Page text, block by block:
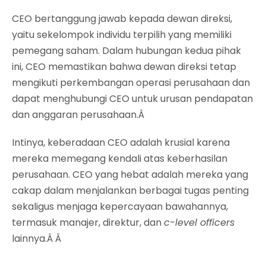
CEO bertanggung jawab kepada dewan direksi,
yaitu sekelompok individu terpilih yang memiliki
pemegang saham. Dalam hubungan kedua pihak
ini, CEO memastikan bahwa dewan direksi tetap
mengikuti perkembangan operasi perusahaan dan
dapat menghubungi CEO untuk urusan pendapatan
dan anggaran perusahaan.Â
Intinya, keberadaan CEO adalah krusial karena
mereka memegang kendali atas keberhasilan
perusahaan. CEO yang hebat adalah mereka yang
cakap dalam menjalankan berbagai tugas penting
sekaligus menjaga kepercayaan bawahannya,
termasuk manajer, direktur, danc-level officers
lainnya.Â Â